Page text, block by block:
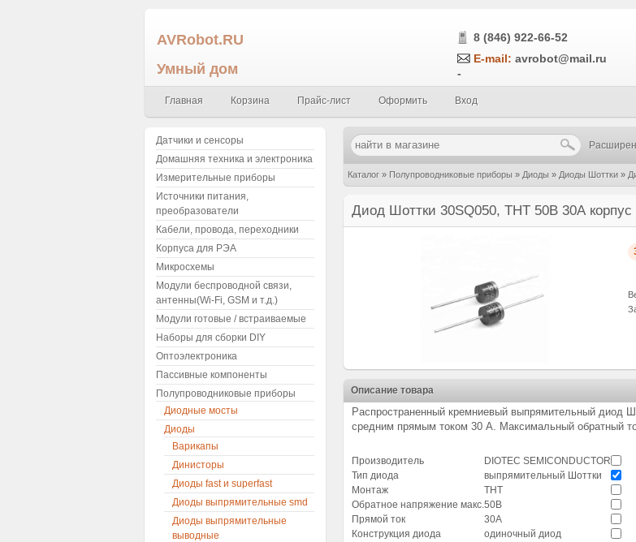
AVRobot.RU
Умный дом
8 (846) 922-66-52
E-mail: avrobot@mail.ru
-
Главная Корзина Прайс-лист Оформить Вход
Каталог » Полупроводниковые приборы » Диоды » Диоды Шоттки »
Диод Шоттки 30SQ050, THT 50В 30А
Описание товара
Распространенный кремниевый выпрямительный диод
средним прямым током 30 А. Максимальный обратный
Производитель
DIOTEC SEMICONDUCTOR
Тип диода
выпрямительный Шоттки
Монтаж
THT
Обратное напряжение макс.50В
Прямой ток
30А
Конструкция диода
одиночный диод
Датчики и сенсоры
Домашняя техника и электроника
Измерительные приборы
Источники питания,
преобразователи
Кабели, провода, переходники
Корпуса для РЭА
Микросхемы
Модули беспроводной связи,
антенны(Wi-Fi, GSM и т.д.)
Модули готовые / встраиваемые
Наборы для сборки DIY
Оптоэлектроника
Пассивные компоненты
Полупроводниковые приборы
Диодные мосты
Диоды
Варикапы
Динисторы
Диоды fast и superfast
Диоды выпрямительные smd
Диоды выпрямительные
выводные